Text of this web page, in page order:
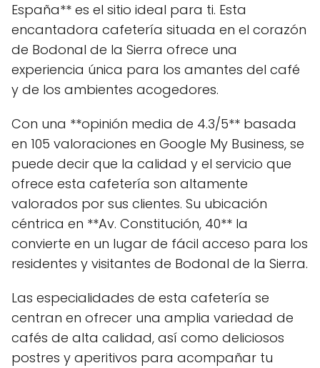
España** es el sitio ideal para ti. Esta
encantadora cafetería situada en el corazón
de Bodonal de la Sierra ofrece una
experiencia única para los amantes del café
y de los ambientes acogedores.
Con una **opinión media de 4.3/5** basada
en 105 valoraciones en Google My Business, se
puede decir que la calidad y el servicio que
ofrece esta cafetería son altamente
valorados por sus clientes. Su ubicación
céntrica en **Av. Constitución, 40** la
convierte en un lugar de fácil acceso para los
residentes y visitantes de Bodonal de la Sierra.
Las especialidades de esta cafetería se
centran en ofrecer una amplia variedad de
cafés de alta calidad, así como deliciosos
postres y aperitivos para acompañar tu